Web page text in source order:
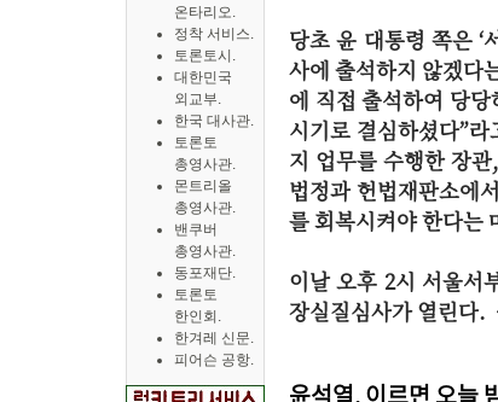
온타리오.
정착 서비스.
토론토시.
대한민국
외교부.
한국 대사관.
토론토
총영사관.
몬트리올
총영사관.
밴쿠버
총영사관.
동포재단.
토론토
한인회.
한겨레 신문.
피어슨 공항.
당초 윤 대통령 쪽은 ‘
사에 출석하지 않겠다
에 직접 출석하여 당
시기로 결심하셨다”
지 업무를 수행한 장
법정과 헌법재판소에
를 회복시켜야 한다는
이날 오후 2시 서울서
장실질심사가 열린다.
윤석열, 이르면 오늘